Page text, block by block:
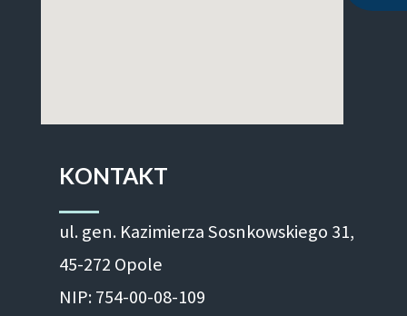
KONTAKT
ul. gen. Kazimierza Sosnkowskiego 31,
45-272 Opole
NIP: 754-00-08-109